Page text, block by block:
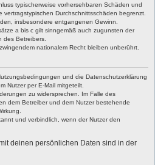
typischerweise vorhersehbaren Schäden und
vertragstypischen Durchschnittsschäden begrenzt.
insbesondere entgangenen Gewinn.
a bis c gilt sinngemäß auch zugunsten der
des Betreibers.
nationalem Recht bleiben unberührt.
und die Datenschutzerklärung
Nutzer per E-Mail mitgeteilt.
zu widersprechen. Im Falle des
dem Betreiber und dem Nutzer bestehende
und verbindlich, wenn der Nutzer den
deinen persönlichen Daten sind in der